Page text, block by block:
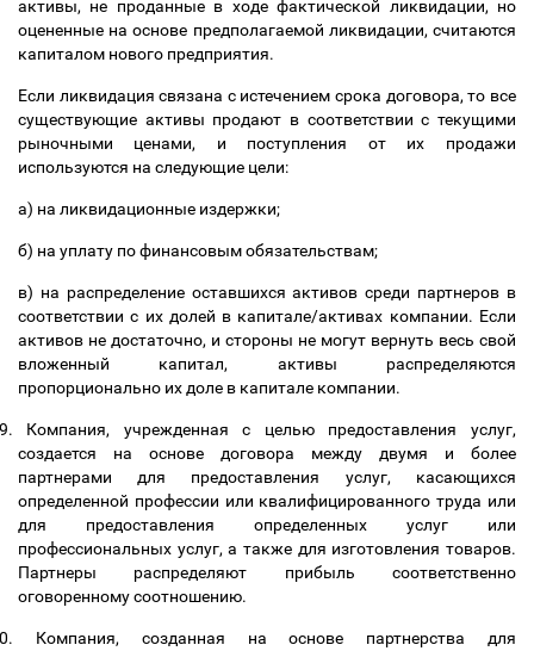
активы, не проданные в ходе фактической ликвидации, но
оцененные на основе предполагаемой ликвидации, считаются
капиталом нового предприятия.
Если ликвидация связана с истечением срока договора, то все
существующие активы продают в соответствии с текущими
рыночными ценами, и поступления от их продажи
используются на следующие цели:
а) на ликвидационные издержки;
б) на уплату по финансовым обязательствам;
в) на распределение оставшихся активов среди партнеров в
соответствии с их долей в капитале/активах компании. Если
активов не достаточно, и стороны не могут вернуть весь свой
вложенный капитал, активы распределяются
пропорционально их доле в капитале компании.
Компания, учрежденная с целью предоставления услуг,
создается на основе договора между двумя и более
партнерами для предоставления услуг, касающихся
определенной профессии или квалифицированного труда или
для предоставления определенных услуг или
профессиональных услуг, а также для изготовления товаров.
Партнеры распределяют прибыль соответственно
оговоренному соотношению.
Компания, созданная на основе партнерства для